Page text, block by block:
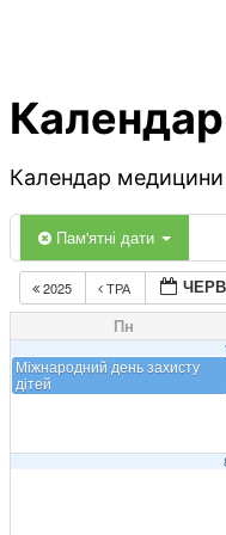
Календар медицини
Пам'ятні дати
2025 ТРА
Пн
Міжнародний день захисту
дітей